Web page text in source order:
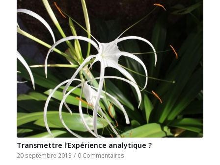
Transmettre l’Expérience analytique ?
20 septembre 2013 / 0 Commentaires